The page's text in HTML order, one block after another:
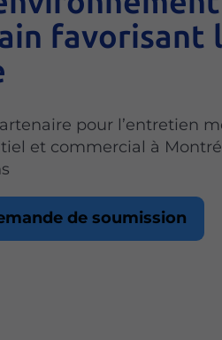
favorisant
pour l’entretien
et commercial à
de soumission